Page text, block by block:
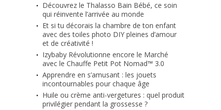
Découvrez le Thalasso Bain Bébé, ce soin
qui réinvente l’arrivée au monde
Et si tu décorais la chambre de ton enfant
avec des toiles photo DIY pleines d’amour
et de créativité !
Izybaby Révolutionne encore le Marché
avec le Chauffe Petit Pot Nomad™ 3.0
Apprendre en s’amusant : les jouets
incontournables pour chaque âge
Huile ou crème anti-vergetures : quel produit
privilégier pendant la grossesse ?